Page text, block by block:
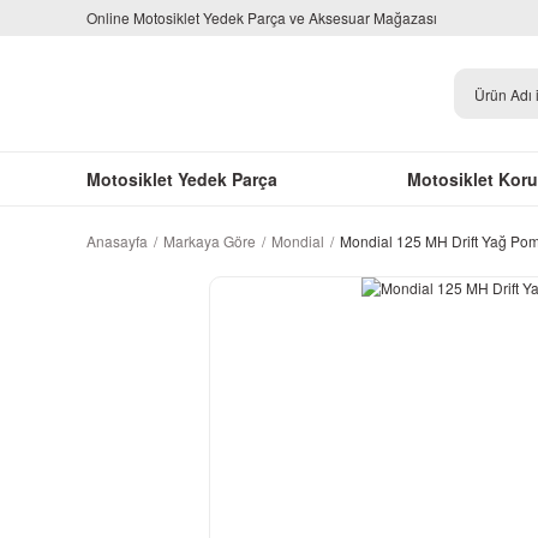
Online Motosiklet Yedek Parça ve Aksesuar Mağazası
Motosiklet Yedek Parça Motosiklet
Anasayfa Markaya Göre Mondial Mondial 125 MH Drift Yağ